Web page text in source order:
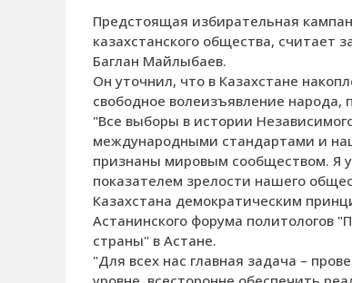
Предстоящая избирательная
казахстанского общества, считает
Баглан Майлыбаев.
Он уточнил, что в Казахстане
свободное волеизъявление народа,
"Все выборы в истории
международными стандартами и
признаны мировым сообществом. Я
показателем зрелости нашего
Казахстана демократическим
Астанинского форума политологов
страны" в Астане.
"Для всех нас главная задача –